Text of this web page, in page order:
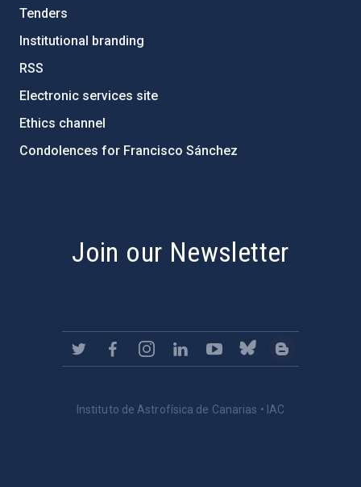
Tenders
Institutional branding
RSS
Electronic services site
Ethics channel
Condolences for Francisco Sánchez
Join our Newsletter
Instituto de Astrofísica de Canarias • IAC